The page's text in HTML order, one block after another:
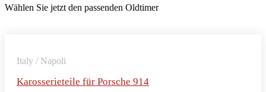
Wählen Sie jetzt den passenden Oldtimer
Italy / Napoli
Karosserieteile für Porsche 914